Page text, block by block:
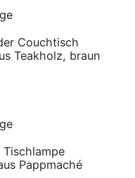
Couchtisch
Teakholz, braun
Tischlampe
Pappmaché